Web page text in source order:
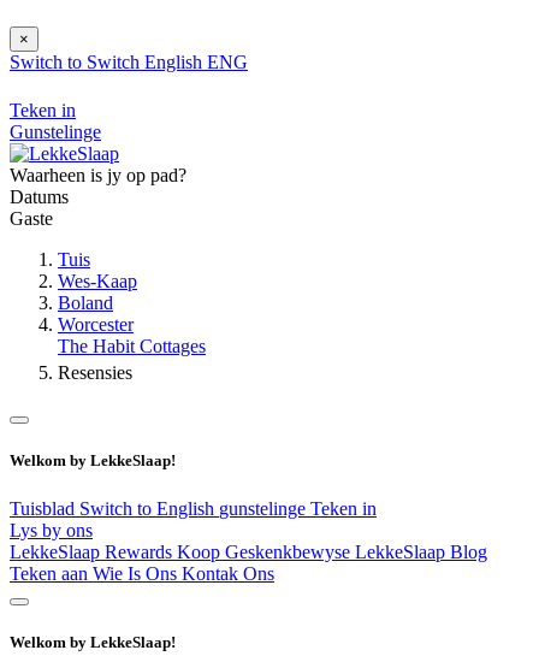
×
Switch to Switch English ENG
Teken in
Gunstelinge
Waarheen is jy op pad?
Datums
Gaste
Tuis
Wes-Kaap
Boland
Worcester
The Habit Cottages
Resensies
Welkom by LekkeSlaap!
Tuisblad Switch to English gunstelinge Teken in
Lys by ons
LekkeSlaap Rewards Koop Geskenkbewyse LekkeSlaap Blog
Teken aan Wie Is Ons Kontak Ons
Welkom by LekkeSlaap!